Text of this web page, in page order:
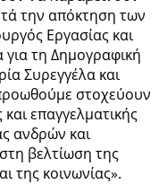
την απόκτηση των
Εργασίας και
τη Δημογραφική
Συρεγγέλα και
στοχεύουν
επαγγελματικής
ανδρών και
βελτίωση της
της κοινωνίας».